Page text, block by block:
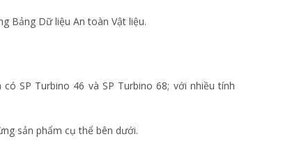
Bảng Dữ liệu An toàn Vật liệu.
SP Turbino 46 và SP Turbino 68; với nhiều tính
sản phẩm cụ thể bên dưới.